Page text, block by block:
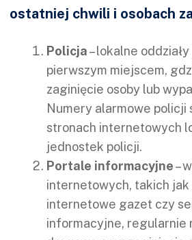
ostatniej chwili i osobach
Policja– lokalne
pierwszym miejscem,
zaginięcie osoby lub
Numery alarmowe policji
stronach internetowych
jednostek policji.
Portale informacyjne–
internetowych, takich jak
internetowe gazet czy
informacyjne, regularnie